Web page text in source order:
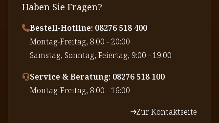
Haben Sie Fragen?
Bestell-Hotline: 08276 518 400
⁠Montag-Freitag, 8:00 - 20:00
⁠Samstag, Sonntag, Feiertag, 9:00 - 19:00
Service & Beratung: 08276 518 100
⁠Montag-Freitag, 8:00 - 16:00
Zur Kontaktseite